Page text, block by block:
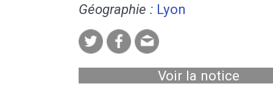
Géographie : Lyon
Voir la notice